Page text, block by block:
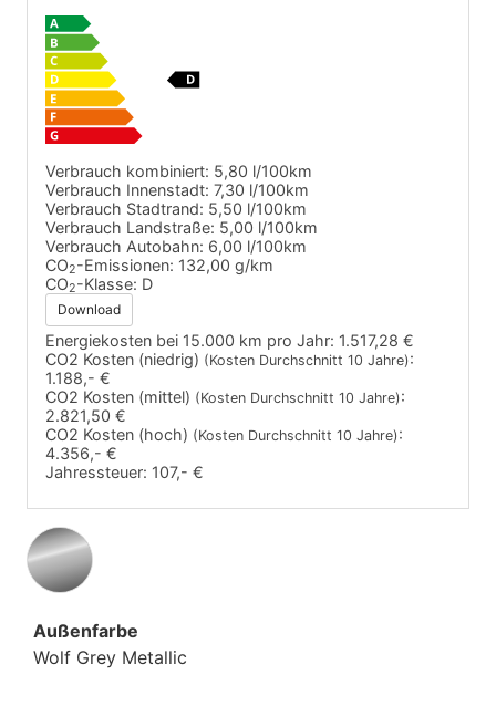
Verbrauch kombiniert: 5,80 l/100km
Verbrauch Innenstadt: 7,30 l/100km
Verbrauch Stadtrand: 5,50 l/100km
Verbrauch Landstraße: 5,00 l/100km
Verbrauch Autobahn: 6,00 l/100km
CO2-Emissionen: 132,00 g/km
CO2-Klasse: D
Download
Energiekosten bei 15.000 km pro Jahr: 1.517,28 €
CO2 Kosten (niedrig) (Kosten Durchschnitt 10 Jahre):
1.188,- €
CO2 Kosten (mittel) (Kosten Durchschnitt 10 Jahre):
2.821,50 €
CO2 Kosten (hoch) (Kosten Durchschnitt 10 Jahre):
4.356,- €
Jahressteuer: 107,- €
Außenfarbe
Wolf Grey Metallic